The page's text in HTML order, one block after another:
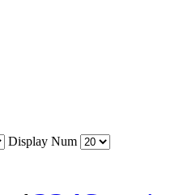
Display Num